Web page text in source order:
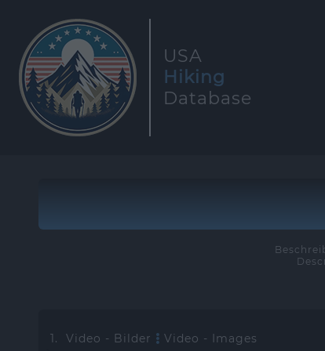
USA
Hiking
Database
1. Video - Bilder Video - Images